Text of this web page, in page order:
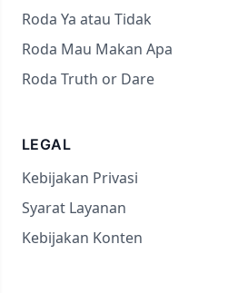
Roda Ya atau Tidak
Roda Mau Makan Apa
Roda Truth or Dare
LEGAL
Kebijakan Privasi
Syarat Layanan
Kebijakan Konten